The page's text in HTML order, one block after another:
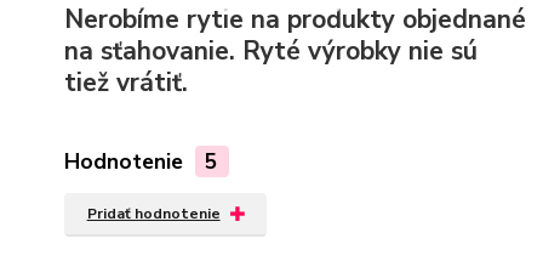
Nerobíme rytie na produkty objednané
na sťahovanie. Ryté výrobky nie sú
tiež vrátiť.
Hodnotenie 5
Pridať hodnotenie